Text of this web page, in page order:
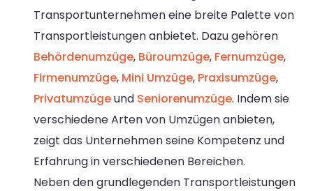
Transportunternehmen eine breite Palette von
Transportleistungen anbietet. Dazu gehören
Behördenumzüge, Büroumzüge, Fernumzüge,
Firmenumzüge, Mini Umzüge, Praxisumzüge,
Privatumzügeund Seniorenumzüge. Indem sie
verschiedene Arten von Umzügen anbieten,
zeigt das Unternehmen seine Kompetenz und
Erfahrung in verschiedenen Bereichen.
Neben den grundlegenden Transportleistungen